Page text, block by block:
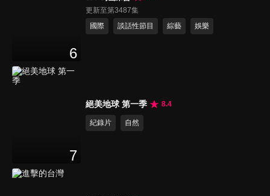
6
更新至第3487集
國際
談話性節目 綜藝 娛樂
7
絕美地球 第一季 8.4
紀錄片 自然